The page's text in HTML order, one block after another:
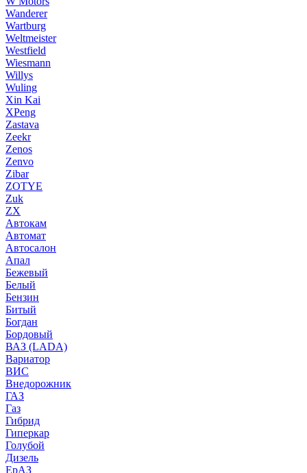
Wanderer
Wartburg
Weltmeister
Westfield
Wiesmann
Willys
Wuling
Xin Kai
XPeng
Zastava
Zeekr
Zenos
Zenvo
Zibar
ZOTYE
Zuk
ZX
Автокам
Автомат
Автосалон
Апал
Бежевый
Белый
Бензин
Битый
Богдан
Бордовый
ВАЗ (LADA)
Вариатор
ВИС
Внедорожник
ГАЗ
Газ
Гибрид
Гиперкар
Голубой
Дизель
ЕрАЗ